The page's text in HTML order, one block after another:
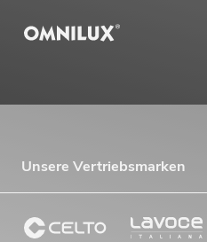
Unsere Vertriebsmarken